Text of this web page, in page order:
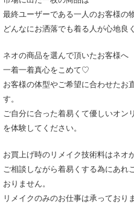
最終ユーザーである一人のお客様の物
どんなにお洒落でも着る人が心地良
ネオの商品を選んで頂いたお客様へ
一着一着真心をこめて♡
お客様の体型やご希望に合わせたお
す。
ご自分に合った着易くて優しいオン
を体験してください。
お買上げ時のリメイク技術料はネ
ご相談しながら着易くする為にあれ
おりません。
リメイクのみのお仕事は承っており